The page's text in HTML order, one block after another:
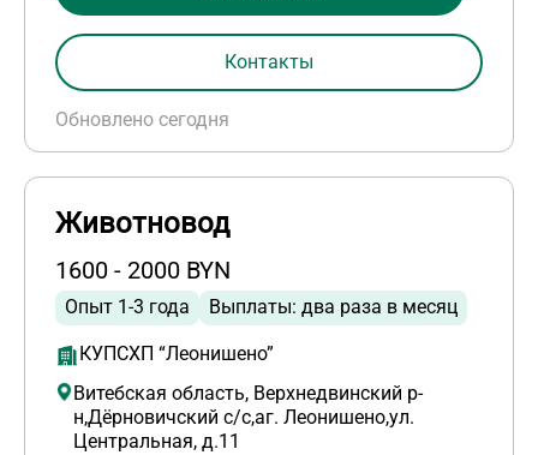
Обновлено сегодня
Контакты
Животновод
1600 - 2000 BYN
Опыт 1-3 года Выплаты: два раза в месяц
КУПСХП “Леонишено”
Витебская область, Верхнедвинский р-
н,Дёрновичский с/с,аг. Леонишено,ул.
Центральная, д.11